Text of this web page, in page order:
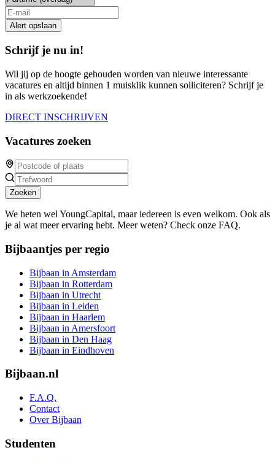
Alert opslaan
Schrijf je nu in!
Wil jij op de hoogte gehouden worden van nieuwe interessante
vacatures en altijd binnen 1 muisklik kunnen solliciteren? Schrijf je
in als werkzoekende!
DIRECT INSCHRIJVEN
Vacatures zoeken
Zoeken
We heten wel YoungCapital, maar iedereen is even welkom. Ook als
je al wat meer ervaring hebt. Meer weten? Check onze FAQ.
Bijbaantjes per regio
Bijbaan in Amsterdam
Bijbaan in Rotterdam
Bijbaan in Utrecht
Bijbaan in Leiden
Bijbaan in Haarlem
Bijbaan in Amersfoort
Bijbaan in Den Haag
Bijbaan in Eindhoven
Bijbaan.nl
F.A.Q.
Contact
Over Bijbaan
Studenten